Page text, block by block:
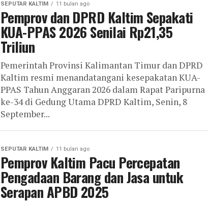
SEPUTAR KALTIM 11 bulan ago
Pemprov dan DPRD Kaltim Sepakati
KUA-PPAS 2026 Senilai Rp21,35
Triliun
Pemerintah Provinsi Kalimantan Timur dan DPRD
Kaltim resmi menandatangani kesepakatan KUA-
PPAS Tahun Anggaran 2026 dalam Rapat Paripurna
ke-34 di Gedung Utama DPRD Kaltim, Senin, 8
September...
SEPUTAR KALTIM 11 bulan ago
Pemprov Kaltim Pacu Percepatan
Pengadaan Barang dan Jasa untuk
Serapan APBD 2025